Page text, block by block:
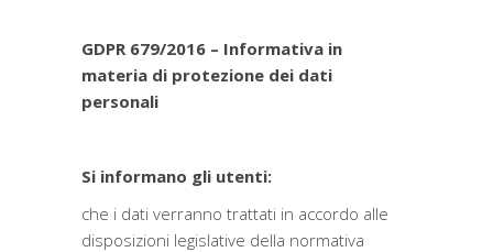
GDPR 679/2016 – Informativa in
materia di protezione dei dati
personali
Si informano gli utenti:
che i dati verranno trattati in accordo alle
disposizioni legislative della normativa